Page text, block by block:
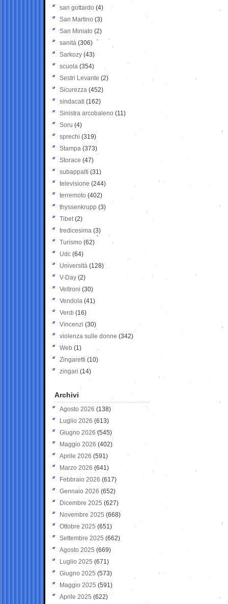
san gottardo (4)
San Martino (3)
San Miniato (2)
sanità (306)
Sarkozy (43)
scuola (354)
Sestri Levante (2)
Sicurezza (452)
sindacati (162)
Sinistra arcobaleno (11)
Soru (4)
sprechi (319)
Stampa (373)
Storace (47)
subappalti (31)
televisione(244)
terremoto (402)
thyssenkrupp (3)
Tibet(2)
tredicesima (3)
Turismo (62)
Udc (64)
Università (128)
V-Day (2)
Veltroni (30)
Vendola (41)
Verdi (16)
Vincenzi (30)
violenza sulle donne (342)
Web (1)
Zingaretti (10)
zingari (14)
Archivi
Agosto 2026 (138)
Luglio 2026 (613)
Giugno 2026 (545)
Maggio 2026 (402)
Aprile 2026 (591)
Marzo 2026 (641)
Febbraio 2026 (617)
Gennaio 2026 (652)
Dicembre 2025 (627)
Novembre 2025 (668)
Ottobre 2025 (651)
Settembre 2025 (662)
Agosto 2025 (669)
Luglio 2025 (671)
Giugno 2025 (573)
Maggio 2025 (591)
Aprile 2025 (622)